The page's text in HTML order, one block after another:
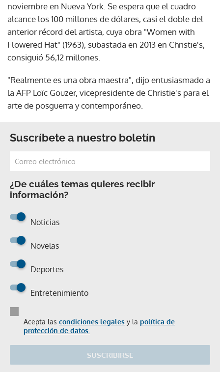
noviembre en Nueva York. Se espera que el cuadro
alcance los 100 millones de dólares, casi el doble del
anterior récord del artista, cuya obra "Women with
Flowered Hat" (1963), subastada en 2013 en Christie's,
consiguió 56,12 millones.
"Realmente es una obra maestra", dijo entusiasmado a
la AFP Loïc Gouzer, vicepresidente de Christie's para el
arte de posguerra y contemporáneo.
Suscríbete a nuestro boletín
¿De cuáles temas quieres recibir
información?
Noticias
Novelas
Deportes
Entretenimiento
Acepta las condiciones legales y la política de
protección de datos.
SUSCRIBIRSE